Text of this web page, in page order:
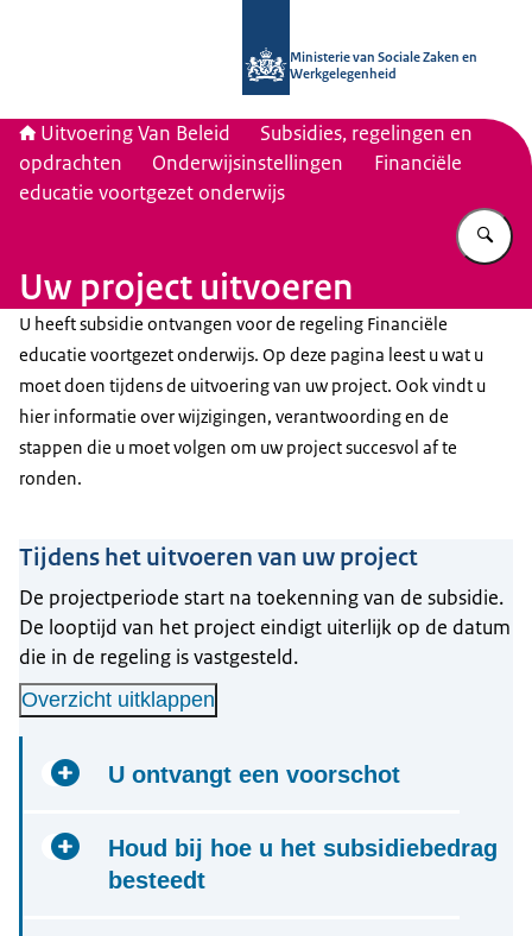
Ministerie van Sociale Zaken en
Werkgelegenheid
Uitvoering Van Beleid
Subsidies, regelingen en
opdrachten
Onderwijsinstellingen
Financiële
educatie voortgezet onderwijs
Uw project uitvoeren
U heeft subsidie ontvangen voor de regeling Financiële
educatie voortgezet onderwijs. Op deze pagina leest u wat u
moet doen tijdens de uitvoering van uw project. Ook vindt u
hier informatie over wijzigingen, verantwoording en de
stappen die u moet volgen om uw project succesvol af te
ronden.
Tijdens het uitvoeren van uw project
De projectperiode start na toekenning van de subsidie.
De looptijd van het project eindigt uiterlijk op de datum
die in de regeling is vastgesteld.
Overzicht uitklappen
U ontvangt een voorschot
voorschot van maximaal 80% van het
subsidiebedrag.
Houd bij hoe u het subsidiebedrag
besteedt